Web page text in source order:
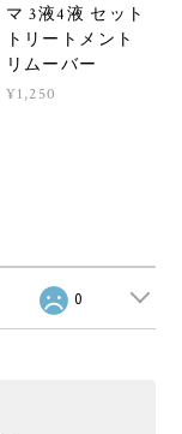
マ 3液4液 セット
トリートメント
リムーバー
¥1,250
0